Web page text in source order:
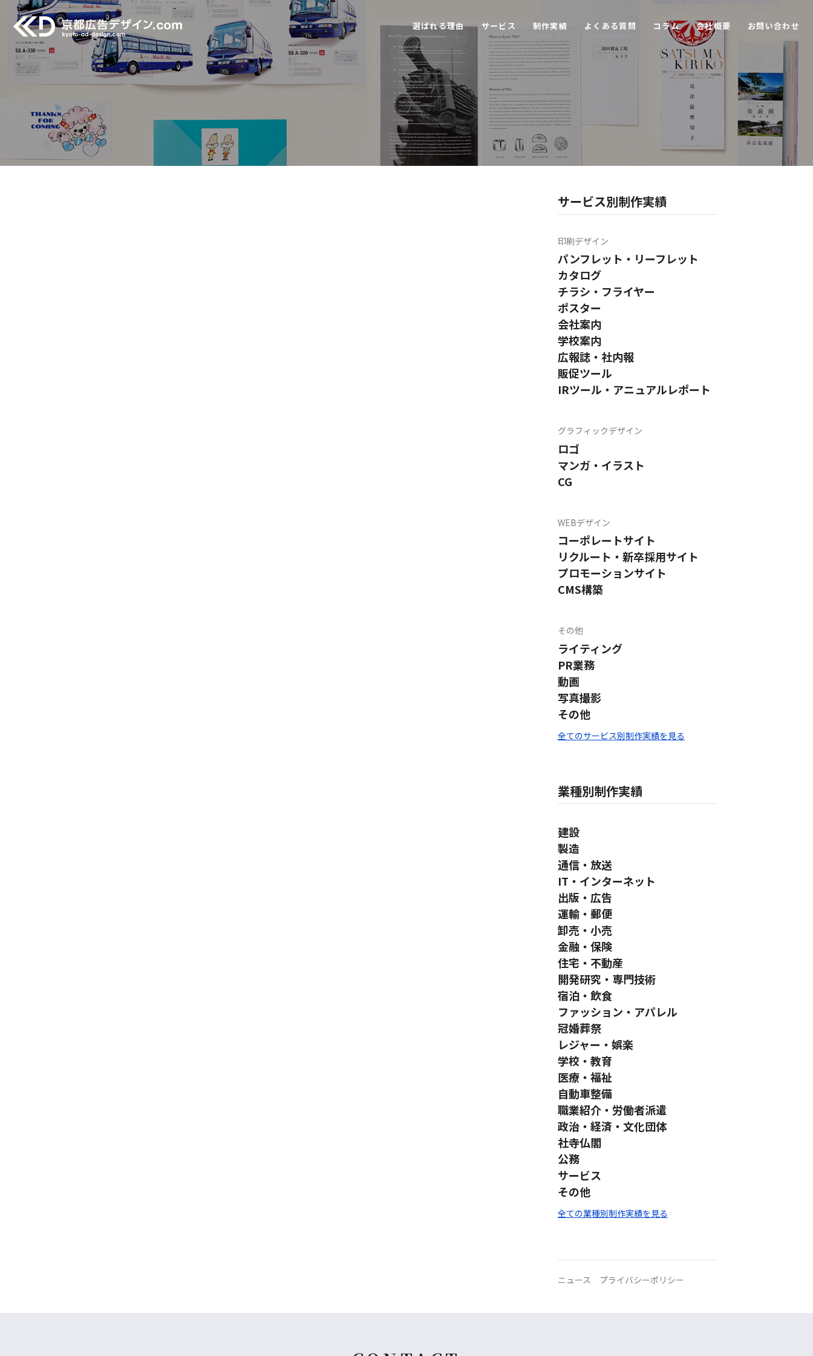
選ばれる理由 サー ビ ス 制作実績 よ く ある質問 コ ラム 会社概要 お問 い合わせ
サービス別制作実績
印刷デザイン
パンフレット・リーフレット
カタログ
チラシ・フライヤー
ポスター
会社案内
学校案内
広報誌・社内報
販促ツール
IRツール・アニュアルレポート
グラフィックデザイン
ロゴ
マンガ・イラスト
CG
WEBデザイン
コーポレートサイト
リクルート・新卒採用サイト
プロモーションサイト
CMS構築
その他
ライティング
PR業務
動画
写真撮影
その他
全てのサービス別制作実績を見る
業種別制作実績
建設
製造
通信・放送
IT・インターネット
出版・広告
運輸・郵便
卸売・小売
金融・保険
住宅・不動産
開発研究・専門技術
宿泊・飲食
ファッション・アパレル
冠婚葬祭
レジャー・娯楽
学校・教育
医療・福祉
自動車整備
職業紹介・労働者派遣
政治・経済・文化団体
社寺仏閣
公務
サービス
その他
全ての業種別制作実績を見る
ニュース プライバシーポリシー